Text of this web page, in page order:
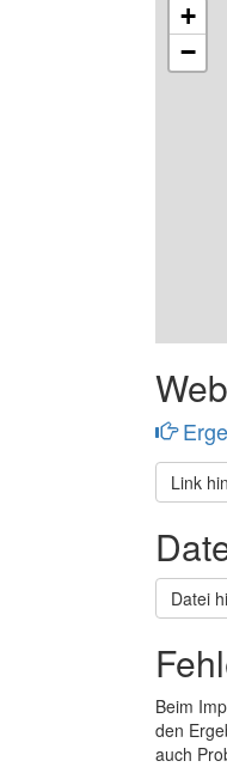
+
−
Link
Datei
Beim
den
auch